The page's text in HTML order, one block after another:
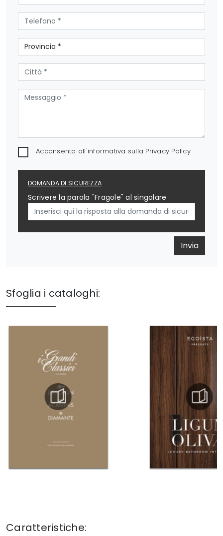
Acconsento all'informativa sulla Privacy Policy
DOMANDA DI SICUREZZA
Scrivere la parola "Fragole" al singolare
Invia
Sfoglia i cataloghi:
Caratteristiche: